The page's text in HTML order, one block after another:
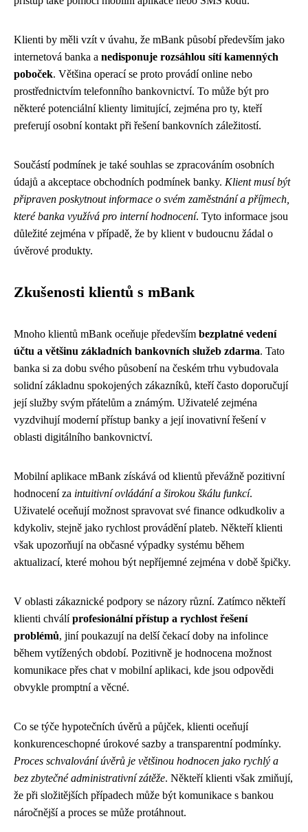
Klienti by měli vzít v úvahu, že mBank působí především jako
internetová banka a nedisponuje rozsáhlou sítí kamenných
poboček. Většina operací se proto provádí online nebo
prostřednictvím telefonního bankovnictví. To může být pro
některé potenciální klienty limitující, zejména pro ty, kteří
preferují osobní kontakt při řešení bankovních záležitostí.
Součástí podmínek je také souhlas se zpracováním osobních
údajů a akceptace obchodních podmínek banky. Klient musí být
připraven poskytnout informace o svém zaměstnání a příjmech,
které banka využívá pro interní hodnocení. Tyto informace jsou
důležité zejména v případě, že by klient v budoucnu žádal o
úvěrové produkty.
Zkušenosti klientů s mBank
Mnoho klientů mBank oceňuje především bezplatné vedení
účtu a většinu základních bankovních služeb zdarma. Tato
banka si za dobu svého působení na českém trhu vybudovala
solidní základnu spokojených zákazníků, kteří často doporučují
její služby svým přátelům a známým. Uživatelé zejména
vyzdvihují moderní přístup banky a její inovativní řešení v
oblasti digitálního bankovnictví.
Mobilní aplikace mBank získává od klientů převážně pozitivní
hodnocení za intuitivní ovládání a širokou škálu funkcí.
Uživatelé oceňují možnost spravovat své finance odkudkoliv a
kdykoliv, stejně jako rychlost provádění plateb. Někteří klienti
však upozorňují na občasné výpadky systému během
aktualizací, které mohou být nepříjemné zejména v době špičky.
V oblasti zákaznické podpory se názory různí. Zatímco někteří
klienti chválíprofesionální přístup a rychlost řešení
problémů, jiní poukazují na delší čekací doby na infolince
během vytížených období. Pozitivně je hodnocena možnost
komunikace přes chat v mobilní aplikaci, kde jsou odpovědi
obvykle promptní a věcné.
Co se týče hypotečních úvěrů a půjček, klienti oceňují
konkurenceschopné úrokové sazby a transparentní podmínky.
Proces schvalování úvěrů je většinou hodnocen jako rychlý a
bez zbytečné administrativní zátěže. Někteří klienti však zmiňují,
že při složitějších případech může být komunikace s bankou
náročnější a proces se může protáhnout.